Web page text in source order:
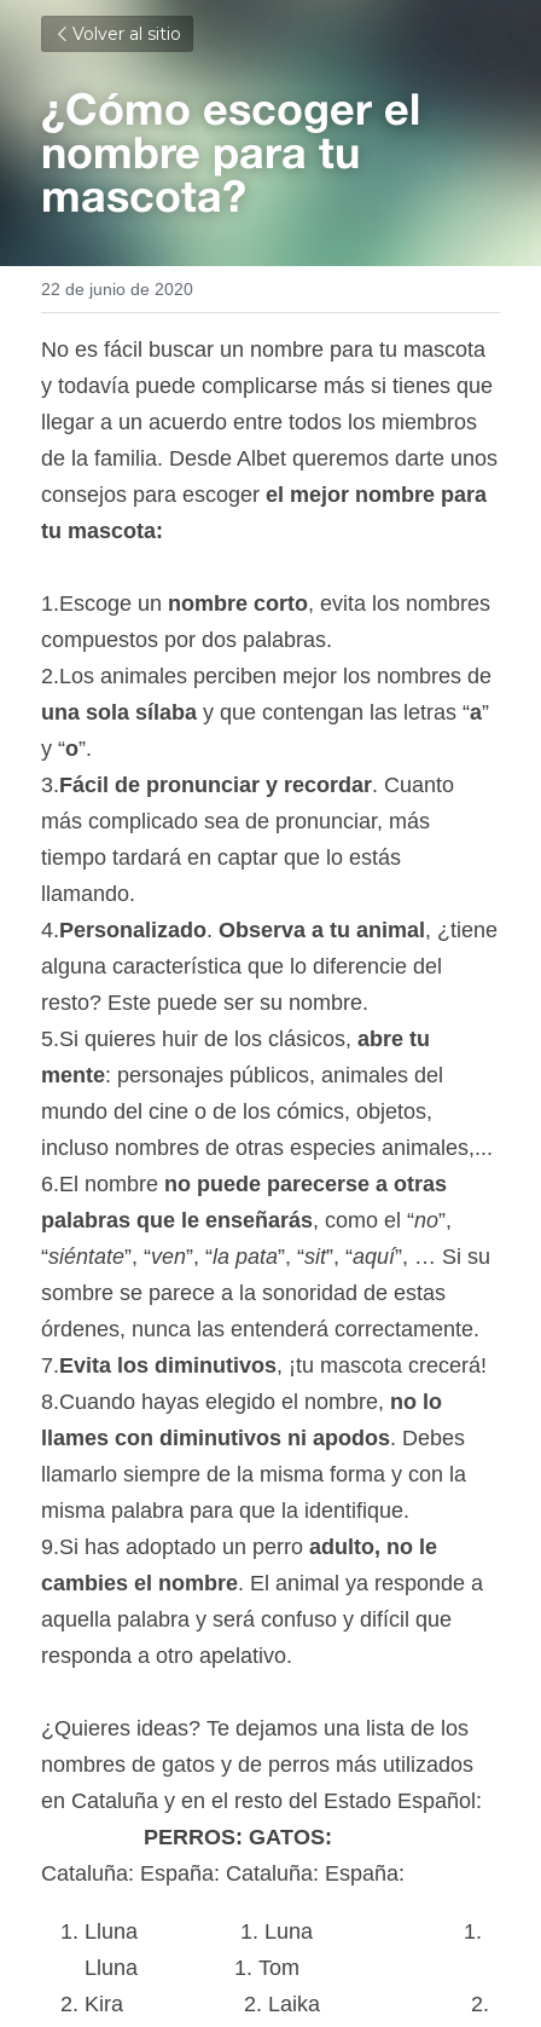
Volver al sitio
¿Cómo escoger el
nombre para tu
mascota?
22 de junio de 2020
No es fácil buscar un nombre para tu mascota
y todavía puede complicarse más si tienes que
llegar a un acuerdo entre todos los miembros
de la familia. Desde Albet queremos darte unos
consejos para escoger el mejor nombre para
tu mascota:
1.Escoge un nombre corto, evita los nombres
compuestos por dos palabras.
una sola sílaba y que contengan las letras “a”
y “o”.
3.Fácil de pronunciar y recordar. Cuanto
más complicado sea de pronunciar, más
tiempo tardará en captar que lo estás
llamando.
4.Personalizado. Observa a tu animal , ¿tiene
alguna característica que lo diferencie del
resto? Este puede ser su nombre.
5.Si quieres huir de los clásicos, abre tu
mente: personajes públicos, animales del
mundo del cine o de los cómics, objetos,
incluso nombres de otras especies animales,...
6.El nombre no puede parecerse a otras
palabras que le enseñarás, como el “no”,
“siéntate”, “ven”, “la pata”, “sit”, “aquí”, … Si su
sombre se parece a la sonoridad de estas
órdenes, nunca las entenderá correctamente.
7.Evita los diminutivos, ¡tu mascota crecerá!
8.Cuando hayas elegido el nombre, no lo
llames con diminutivos ni apodos. Debes
llamarlo siempre de la misma forma y con la
misma palabra para que la identifique.
9.Si has adoptado un perro adulto, no le
cambies el nombre. El animal ya responde a
aquella palabra y será confuso y difícil que
responda a otro apelativo.
¿Quieres ideas? Te dejamos una lista de los
nombres de gatos y de perros más utilizados
en Cataluña y en el resto del Estado Español:
PERROS: GATOS:
Cataluña: España: Cataluña: España:
Lluna                 1. Luna                         1.
Lluna                1. Tom
Kira                    2. Laika                         2.